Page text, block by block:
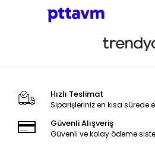
Hızlı Teslimat
Siparişleriniz en kısa sürede
Güvenli Alışveriş
Güvenli ve kolay ödeme